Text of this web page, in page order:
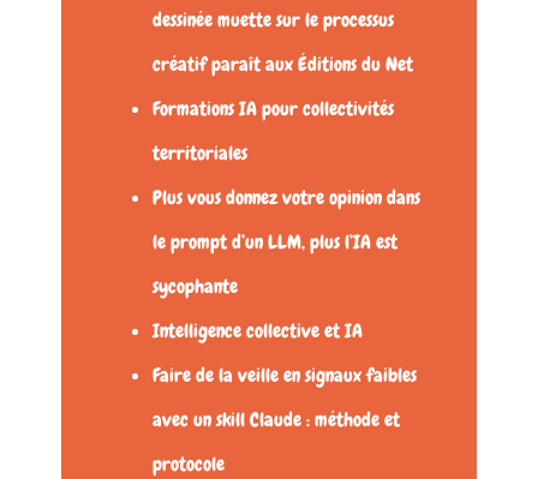
dessinée muette sur le processus
créatif paraît aux Éditions du Net
Formations IA pour collectivités
territoriales
Plus vous donnez votre opinion dans
le prompt d’un LLM, plus l’IA est
sycophante
Intelligence collective et IA
Faire de la veille en signaux faibles
avec un skill Claude : méthode et
protocole